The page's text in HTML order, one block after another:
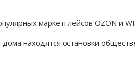
маркетплейсов OZON и
находятся остановки